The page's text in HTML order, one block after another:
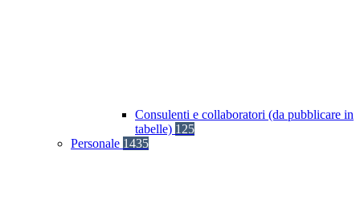
Consulenti e collaboratori (da pubblicare in
tabelle) 125
Personale 1435